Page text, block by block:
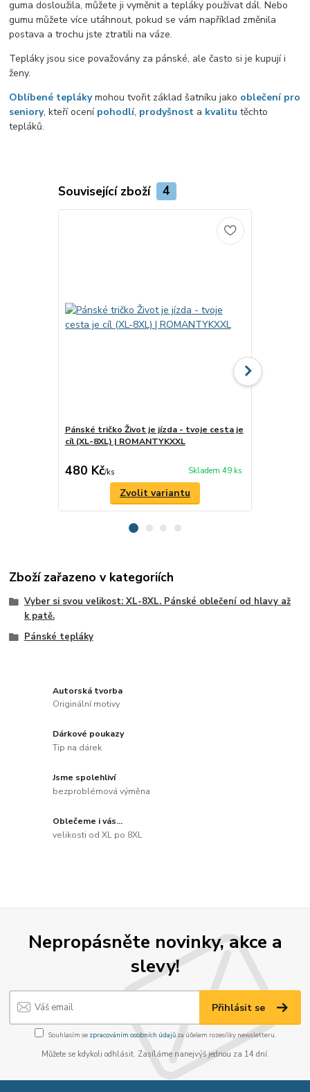
Autorská tvorba
Originální motivy
Dárkové poukazy
Tip na dárek
Jsme spolehliví
bezproblémová výměna
Oblečeme i vás...
velikosti od XL po 8XL
guma dosloužila, můžete ji vyměnit a tepláky používat dál. Nebo
gumu můžete více utáhnout, pokud se vám například změnila
postava a trochu jste ztratili na váze.
Tepláky jsou sice považovány za pánské, ale často si je kupují i
ženy.
Oblíbené teplákymohou tvořit základ šatníku jako oblečení pro
seniory, kteří ocení pohodlí, prodyšnost a kvalitu těchto
tepláků.
Související zboží 4
Pánské tričko Život je jízda - tvoje cesta je
cíl (XL-8XL) | ROMANTYKXXL
480 Kč/ks Skladem 49 ks
Zvolit variantu
Zboží zařazeno v kategoriích
Vyber si svou velikost: XL-8XL. Pánské oblečení od hlavy až
k patě.
Pánské tepláky
Nepropásněte novinky, akce a
slevy!
Přihlásit se
Souhlasím se zpracováním osobních údajůza účelem rozesílky newsletteru.
Můžete se kdykoli odhlásit. Zasíláme nanejvýš jednou za 14 dní.